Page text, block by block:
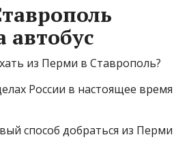
автобус
из Перми в Ставрополь?
России в настоящее время
способ добраться из Перми